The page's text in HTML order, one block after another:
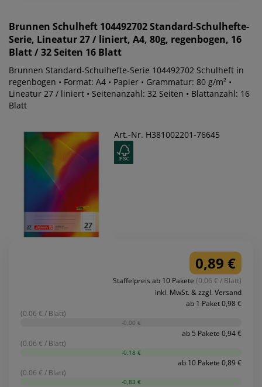
Brunnen Schulheft 104492702 Standard-Schulhefte-
Serie, Lineatur 27 / liniert, A4, 80g, regenbogen, 16
Blatt / 32 Seiten 16 Blatt
Brunnen Standard-Schulhefte-Serie 104492702 Schulheft in
regenbogen • Format: A4 • Papier • Grammatur: 80 g/m² •
Lineatur 27 / liniert • Seitenanzahl: 32 Seiten • Blattanzahl: 16
Blatt
Art.-Nr. H381002201-76645
0,89 €
Staffelpreis ab 10 Pakete (0.06 € / Blatt)
inkl. MwSt. & zzgl. Versand
ab 1 Paket 0,98 €
(0.06 € / Blatt)
-0,00 €
ab 5 Pakete 0,94 €
(0.06 € / Blatt)
-0,18 €
ab 10 Pakete 0,89 €
(0.06 € / Blatt)
-0,83 €